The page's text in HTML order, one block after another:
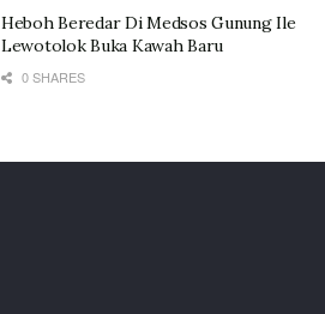
Heboh Beredar Di Medsos Gunung Ile
Lewotolok Buka Kawah Baru
0 SHARES